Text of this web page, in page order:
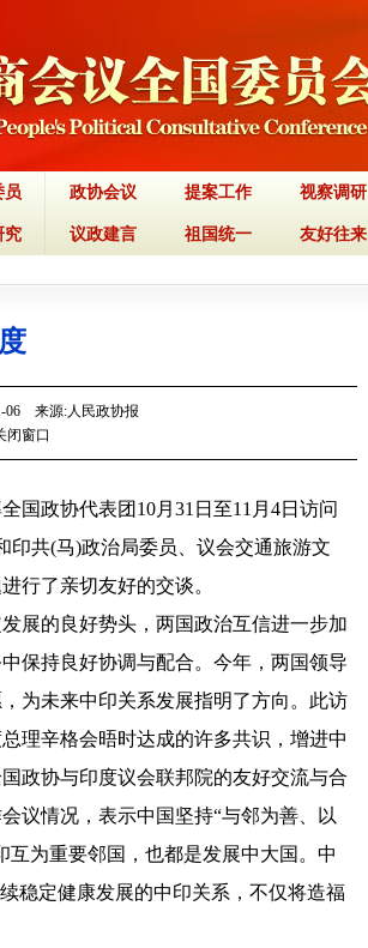
员
究
政协会议 提案工作 视察调研
议政建言 祖国统一 友好往来
06 来源:人民政协报
闭窗口
国政协代表团10月31日至11月4日访问
印共(马)政治局委员、议会交通旅游文
行了亲切友好的交谈。
的良好势头，两国政治互信进一步加
保持良好协调与配合。今年，两国领导
为未来中印关系发展指明了方向。此访
理辛格会晤时达成的许多共识，增进中
政协与印度议会联邦院的友好交流与合
议情况，表示中国坚持“与邻为善、以
为重要邻国，也都是发展中大国。中
稳定健康发展的中印关系，不仅将造福